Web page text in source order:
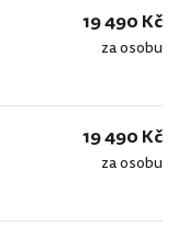
19 490 Kč
za osobu
19 490 Kč
za osobu